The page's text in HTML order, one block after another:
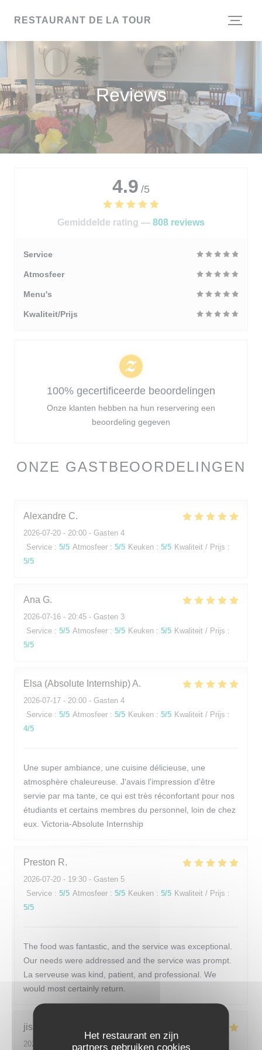
Het restaurant en zijn
partners gebruiken cookies
RESTAURANT DE LA TOUR
Reviews
ONZE GASTBEOORDELINGEN
Alexandre C
2026-07-20 - 20:00 - Gasten 4
Service : 5/5 Atmosfeer : 5/5 Keuken : 5/5 Kwaliteit / Prijs :
5/5
Ana G
2026-07-16 - 20:45 - Gasten 3
Service : 5/5 Atmosfeer : 5/5 Keuken : 5/5 Kwaliteit / Prijs :
5/5
Elsa (Absolute Internship)A
2026-07-17 - 20:00 - Gasten 4
Service : 5/5 Atmosfeer : 5/5 Keuken : 5/5 Kwaliteit / Prijs :
4/5
Une super ambiance, une cuisine délicieuse, une
atmosphère chaleureuse. J'avais l'impression d'être
servie par ma tante, ce qui est très réconfortant pour nos
étudiants et certains membres du personnel, loin de chez
eux. Victoria-Absolute Internship
Preston R
2026-07-20 - 19:30 - Gasten 5
Service : 5/5 Atmosfeer : 5/5 Keuken : 5/5 Kwaliteit / Prijs :
5/5
The food was fantastic, and the service was exceptional.
Our needs were addressed and the service was prompt.
La serveuse was kind, patient, and professional. We
would most certainly return.
jisub
2026-07-20 - 20:00 - Gasten 2
4.9 /5
Gemiddelde rating — 808 reviews
Service
Atmosfeer
Menu's
Kwaliteit/Prijs
100% gecertificeerde beoordelingen
Onze klanten hebben na hun reservering een
beoordeling gegeven